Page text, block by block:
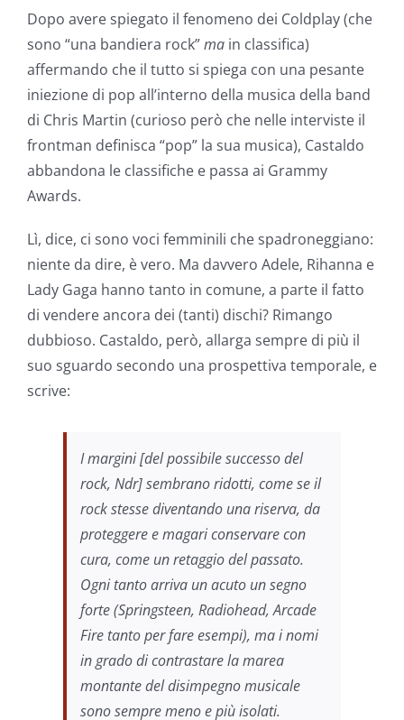
Dopo avere spiegato il fenomeno dei Coldplay (che
sono “una bandiera rock”ma in classifica)
affermando che il tutto si spiega con una pesante
iniezione di pop all’interno della musica della band
di Chris Martin (curioso però che nelle interviste il
frontman definisca “pop” la sua musica), Castaldo
abbandona le classifiche e passa ai Grammy
Awards.
Lì, dice, ci sono voci femminili che spadroneggiano:
niente da dire, è vero. Ma davvero Adele, Rihanna e
Lady Gaga hanno tanto in comune, a parte il fatto
di vendere ancora dei (tanti) dischi? Rimango
dubbioso. Castaldo, però, allarga sempre di più il
suo sguardo secondo una prospettiva temporale, e
scrive:
I margini [del possibile successo del
rock, Ndr] sembrano ridotti, come se il
rock stesse diventando una riserva, da
proteggere e magari conservare con
cura, come un retaggio del passato.
Ogni tanto arriva un acuto un segno
forte (Springsteen, Radiohead, Arcade
Fire tanto per fare esempi), ma i nomi
in grado di contrastare la marea
montante del disimpegno musicale
sono sempre meno e più isolati.